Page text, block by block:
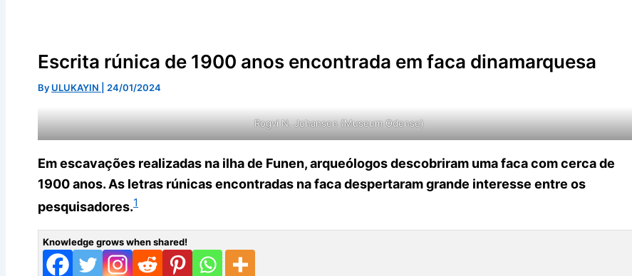
Escrita rúnica de 1900 anos encontrada em faca dinamarquesa
By ULUKAYIN 24/01/2024
Rogvi N. Johansen (Museum Odense)
Em escavações realizadas na ilha de Funen, arqueólogos descobriram uma faca com cerca de
1900 anos. As letras rúnicas encontradas na faca despertaram grande interesse entre os
pesquisadores.1
Knowledge grows when shared!